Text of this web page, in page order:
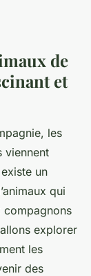
de
et
les
viennent
un
qui
compagnons
explorer
les
des